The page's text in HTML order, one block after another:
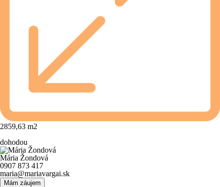
2859,63 m2
dohodou
Mária Žondová
0907 873 417
maria@mariavargai.sk
Mám záujem